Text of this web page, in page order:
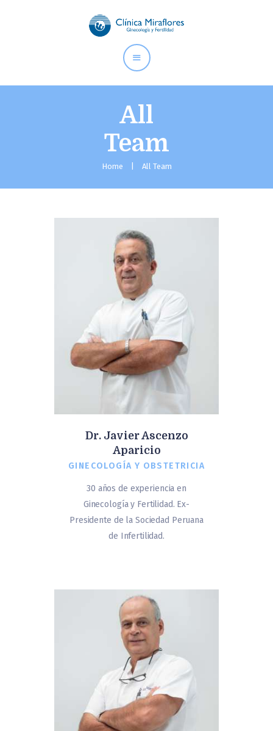
All
Team
Home All Team
CLÍNICA MIRAFLORES |
GINECOLOGÍA Y FERTILIDAD
Somos especialistas en ginecología y fertilidad desde 1994.
Hemos ayudado a cumplir su sueño a miles de familias.
Nosotros
Contáctanos
Dr. Javier Ascenzo
Aparicio
GINECOLOGÍA Y OBSTETRICIA
30 años de experiencia en
Ginecología y Fertilidad. Ex-
Presidente de la Sociedad Peruana
de Infertilidad.